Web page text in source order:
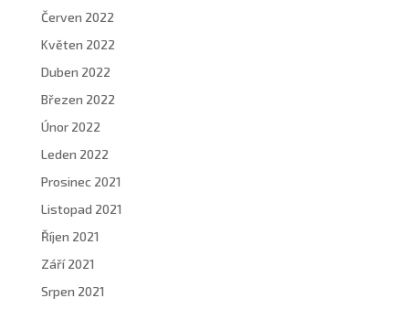
Červen 2022
Květen 2022
Duben 2022
Březen 2022
Únor 2022
Leden 2022
Prosinec 2021
Listopad 2021
Říjen 2021
Září 2021
Srpen 2021